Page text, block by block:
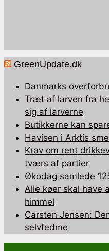
GreenUpdate.dk
Danmarks
Træt af larven fra
sig af larverne
Butikkerne kan
Havisen i Arktis
Krav om rent
tværs af partier
Økodag samlede
Alle køer skal have
himmel
Carsten Jensen:
selvfedme